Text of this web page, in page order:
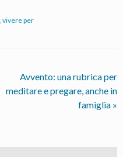
vivere per
Avvento: una rubrica per
meditare e pregare, anche in
famiglia »